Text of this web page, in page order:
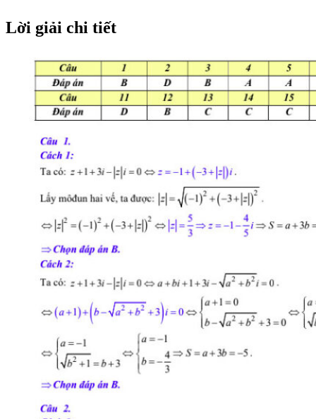
Lời giải chi tiết